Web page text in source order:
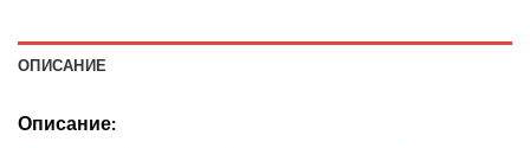
ОПИСАНИЕ
Описание: